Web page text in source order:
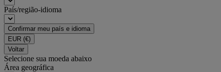
País/região-idioma
Confirmar meu país e idioma
EUR (€)
Voltar
Selecione sua moeda abaixo
Área geográfica